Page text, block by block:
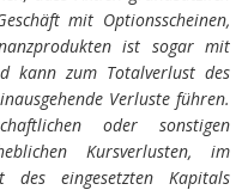
mit Optionsscheinen,
ist sogar mit
kann zum Totalverlust des
Verluste führen.
oder sonstigen
Kursverlusten, im
des eingesetzten Kapitals